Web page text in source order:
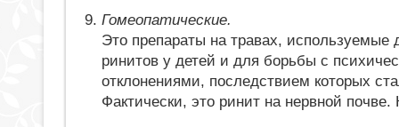
Гомеопатические.
Это препараты на травах, используемые
ринитов у детей и для борьбы с
отклонениями, последствием которых
Фактически, это ринит на нервной